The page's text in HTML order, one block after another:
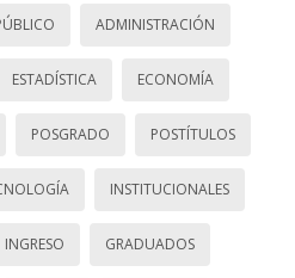
ADMINISTRACIÓN
ESTADÍSTICA ECONOMÍA
POSGRADO POSTÍTULOS
INSTITUCIONALES
INGRESO GRADUADOS